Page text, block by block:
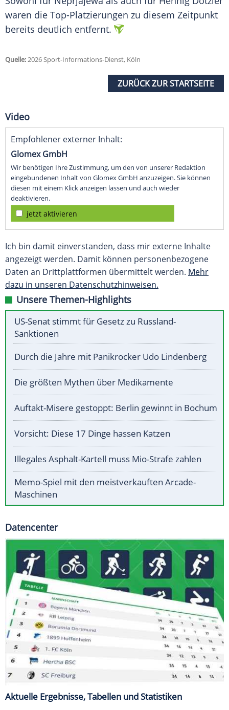
waren die Top-Platzierungen zu diesem Zeitpunkt
bereits deutlich entfernt.
Quelle:2026 Sport-Informations-Dienst, Köln
ZURÜCK ZUR STARTSEITE
Video
Empfohlener externer Inhalt:
Glomex GmbH
Wir benötigen Ihre Zustimmung, um den von unserer Redaktion
eingebundenen Inhalt von Glomex GmbH anzuzeigen. Sie können
diesen mit einem Klick anzeigen lassen und auch wieder
deaktivieren.
jetzt aktivieren
Ich bin damit einverstanden, dass mir externe Inhalte
angezeigt werden. Damit können personenbezogene
Daten an Drittplattformen übermittelt werden. Mehr
dazu in unseren Datenschutzhinweisen.
Unsere Themen-Highlights
US-Senat stimmt für Gesetz zu Russland-
Sanktionen
Durch die Jahre mit Panikrocker Udo Lindenberg
Die größten Mythen über Medikamente
Auftakt-Misere gestoppt: Berlin gewinnt in Bochum
Vorsicht: Diese 17 Dinge hassen Katzen
Illegales Asphalt-Kartell muss Mio-Strafe zahlen
Memo-Spiel mit den meistverkauften Arcade-
Maschinen
Datencenter
Aktuelle Ergebnisse, Tabellen und Statistiken